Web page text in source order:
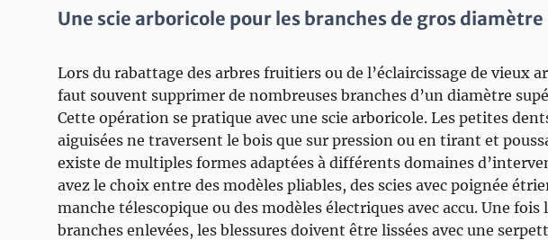
Une scie arboricole pour les branches de gros diamètre
Lors du rabattage des arbres fruitiers ou de l’éclaircissage de vieux
faut souvent supprimer de nombreuses branches d’un diamètre
Cette opération se pratique avec une scie arboricole. Les petites
aiguisées ne traversent le bois que sur pression ou en tirant et
existe de multiples formes adaptées à différents domaines
avez le choix entre des modèles pliables, des scies avec poignée
manche télescopique ou des modèles électriques avec accu. Une fois
branches enlevées, les blessures doivent être lissées avec une